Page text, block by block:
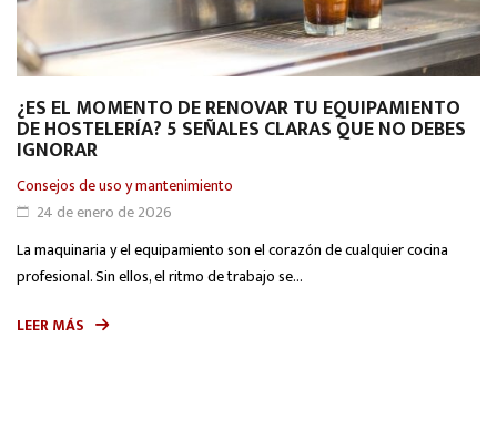
¿ES EL MOMENTO DE RENOVAR TU EQUIPAMIENTO
DE HOSTELERÍA? 5 SEÑALES CLARAS QUE NO DEBES
IGNORAR
Consejos de uso y mantenimiento
24 de enero de 2026
La maquinaria y el equipamiento son el corazón de cualquier cocina
profesional. Sin ellos, el ritmo de trabajo se...
LEER MÁS